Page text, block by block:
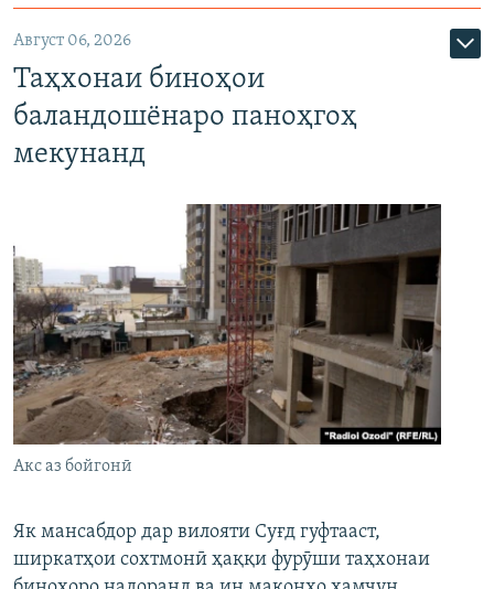
Август 06, 2026
Таҳхонаи биноҳои
баландошёнаро паноҳгоҳ
мекунанд
Акс аз бойгонӣ
Як мансабдор дар вилояти Суғд гуфтааст,
ширкатҳои сохтмонӣ ҳаққи фурӯши таҳхонаи